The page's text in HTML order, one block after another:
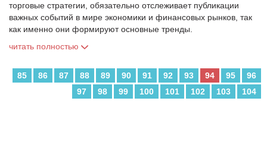
торговые стратегии, обязательно отслеживает публикации
важных событий в мире экономики и финансовых рынков, так
как именно они формируют основные тренды.
читать полностью
85 86 87 88 89 90 91 92 93 94 95
96
97
98 99 100 101 102 103 104